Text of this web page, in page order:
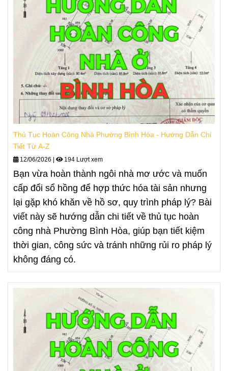
Thủ Tục Hoàn Công Nhà Phường Bình Hòa - Hướng Dẫn Chi
Tiết Từ A-Z
12/06/2026 194 Lượt xem
Bạn vừa hoàn thành ngôi nhà mơ ước và muốn
cấp đổi sổ hồng để hợp thức hóa tài sản nhưng
lại gặp khó khăn về hồ sơ, quy trình pháp lý? Bài
viết này sẽ hướng dẫn chi tiết về thủ tục hoàn
công nhà Phường Bình Hòa, giúp bạn tiết kiệm
thời gian, công sức và tránh những rủi ro pháp lý
không đáng có.